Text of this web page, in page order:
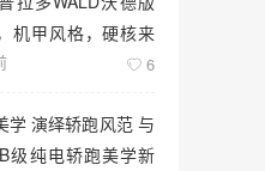
机甲风格，硬核来
6
学 演绎轿跑风范 与
级纯电轿跑美学新